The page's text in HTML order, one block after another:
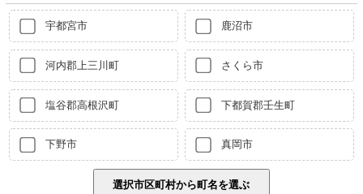
宇都宮市 鹿沼市
河内郡上三川町 さくら市
塩谷郡高根沢町 下都賀郡壬生町
下野市 真岡市